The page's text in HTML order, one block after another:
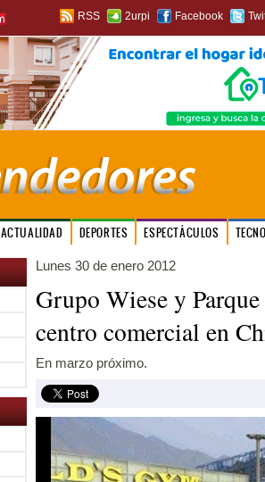
RSS 2urpi Facebook
ACTUALIDAD DEPORTES ESPECTÁCULOS
Lunes 30 de enero 2012
Grupo Wiese y
centro comercial en
En marzo próximo.